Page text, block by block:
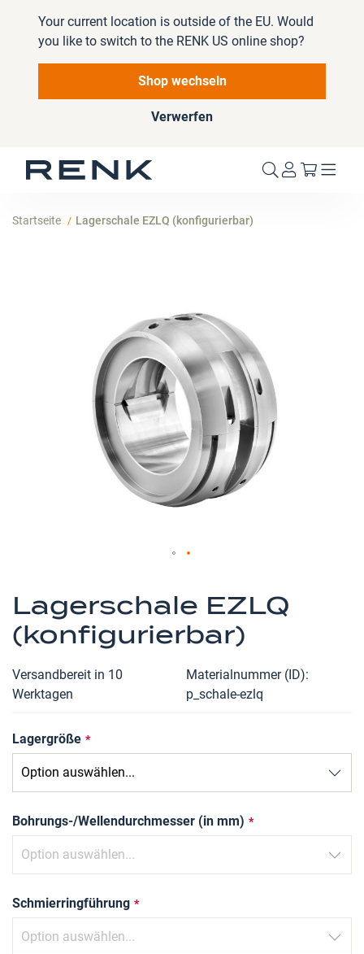
Your current location is outside of the EU. Would
you like to switch to the RENK US online shop?
Shop wechseln
Verwerfen
Mein
Startseite Lagerschale EZLQ (konfigurierbar)
Lagerschale EZLQ
(konfigurierbar)
Versandbereit in 10
Werktagen
Materialnummer (ID)
p_schale-ezlq
Lagergröße
Bohrungs-/Wellendurchmesser (in mm)
Schmierringführung
Anfang
der
Bildergalerie